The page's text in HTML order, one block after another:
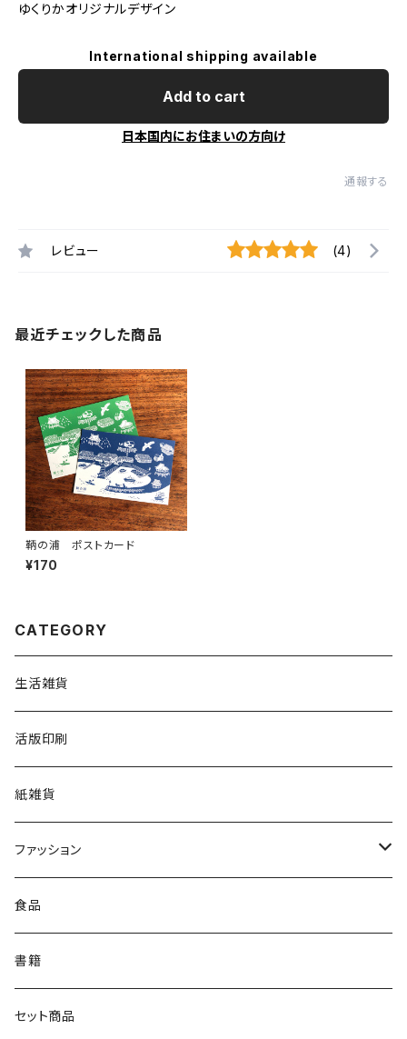
ゆくりかオリジナルデザイン
International shipping available
Add to cart
日本国内にお住まいの方向け
通報する
レビュー (4)
最近チェックした商品
鞆の浦 ポストカード
¥170
CATEGORY
生活雑貨
活版印刷
紙雑貨
ファッション
靴下
食品
書籍
セット商品